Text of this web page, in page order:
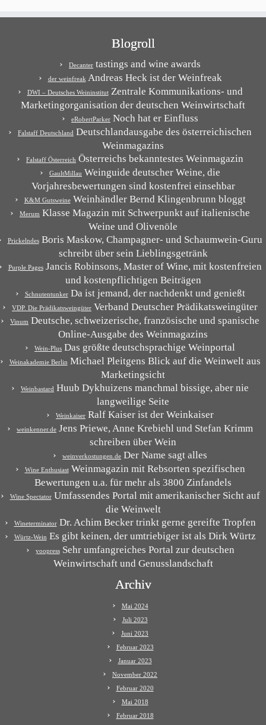
Blogroll
Decanter tastings and wine awards
der weinfreakAndreas Heck ist der Weinfreak
DWI – Deutsches WeininstitutZentrale Kommunikations- und
Marketingorganisation der deutschen Weinwirtschaft
eRobertParker Noch hat er Einfluss
Falstaff Deutschland Deutschlandausgabe des österreichischen
Weinmagazins
Falstaff Österreich Österreichs bekanntestes Weinmagazin
GaultMillau Weinguide deutscher Weine, die
Vorjahresbewertungen sind kostenfrei einsehbar
K&M GutsweineWeinhändler Bernd Klingenbrunn bloggt
Merum Klasse Magazin mit Schwerpunkt auf italienische
Weine und Olivenöle
PrickelndesBoris Maskow, Champagner- und Schaumwein-Guru
schreibt über sein Lieblingsgetränk
Purple PagesJancis Robinsons, Master of Wine, mit kostenfreien
und kostenpflichtigen Beiträgen
SchnutentunkerDa ist jemand, der nachdenkt und genießt
VDP. Die Prädikatsweingüter Verband Deutscher Prädikatsweingüter
Vinum Deutsche, schweizerische, französische und spanische
Online-Ausgabe des Weinmagazins
Wein-Plus Das größte deutschsprachige Weinportal
Weinakademie Berlin Michael Pleitgens Blick auf die Weinwelt aus
Marketingsicht
Weinbastard Huub Dykhuizens manchmal bissige, aber nie
langweilige Seite
Weinkaiser Ralf Kaiser ist der Weinkaiser
weinkenner.de Jens Priewe, Anne Krebiehl und Stefan Krimm
schreiben über Wein
weinverkostungen.de Der Name sagt alles
Wine EnthusiastWeinmagazin mit Rebsorten spezifischen
Bewertungen u.a. für mehr als 3800 Zinfandels
Wine SpectatorUmfassendes Portal mit amerikanischer Sicht auf
die Weinwelt
WineterminatorDr. Achim Becker trinkt gerne gereifte Tropfen
Würtz-Wein Es gibt keinen, der umtriebiger ist als Dirk Würtz
yoopressSehr umfangreiches Portal zur deutschen
Weinwirtschaft und Genusslandschaft
Archiv
Mai 2024
Juli 2023
Juni 2023
Februar 2023
Januar 2023
November 2022
Februar 2020
Mai 2018
Februar 2018